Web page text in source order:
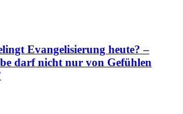
Evangelisierung heute? –
darf nicht nur von Gefühlen